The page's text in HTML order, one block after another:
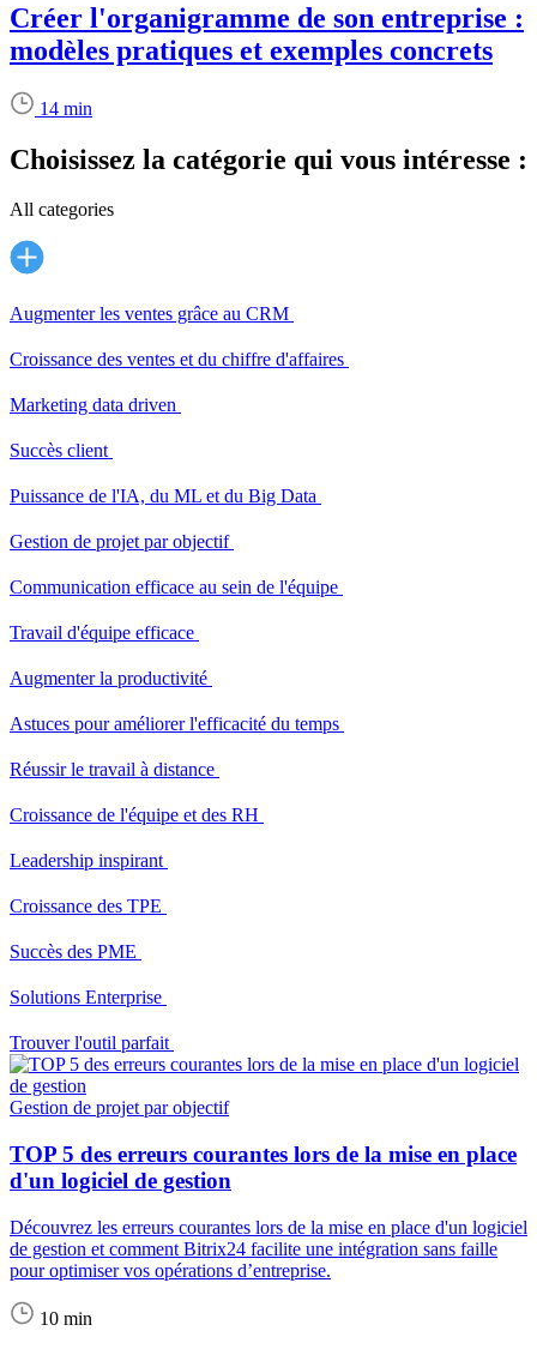
Créer l'organigramme de son entreprise :
modèles pratiques et exemples concrets
14 min
Choisissez la catégorie qui vous intéresse :
All categories
Augmenter les ventes grâce au CRM
Croissance des ventes et du chiffre d'affaires
Marketing data driven
Succès client
Puissance de l'IA, du ML et du Big Data
Gestion de projet par objectif
Communication efficace au sein de l'équipe
Travail d'équipe efficace
Augmenter la productivité
Astuces pour améliorer l'efficacité du temps
Réussir le travail à distance
Croissance de l'équipe et des RH
Leadership inspirant
Croissance des TPE
Succès des PME
Solutions Enterprise
Trouver l'outil parfait
Gestion de projet par objectif
TOP 5 des erreurs courantes lors de la mise en place
d'un logiciel de gestion
Découvrez les erreurs courantes lors de la mise en place d'un logiciel
de gestion et comment Bitrix24 facilite une intégration sans faille
pour optimiser vos opérations d’entreprise.
10 min